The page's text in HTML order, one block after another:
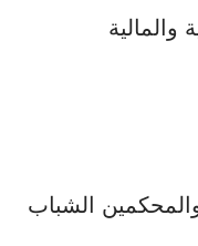
والمالية
الشباب